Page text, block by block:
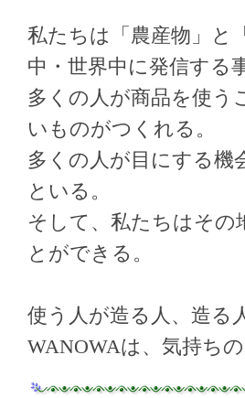
私たちは「農産物」と
中・世界中に発信する
多くの人が商品を使う
いものがつくれる。
多くの人が目にする機
といる。
そして、私たちはその
とができる。
使う人が造る人、造る
WANOWAは、気持ち